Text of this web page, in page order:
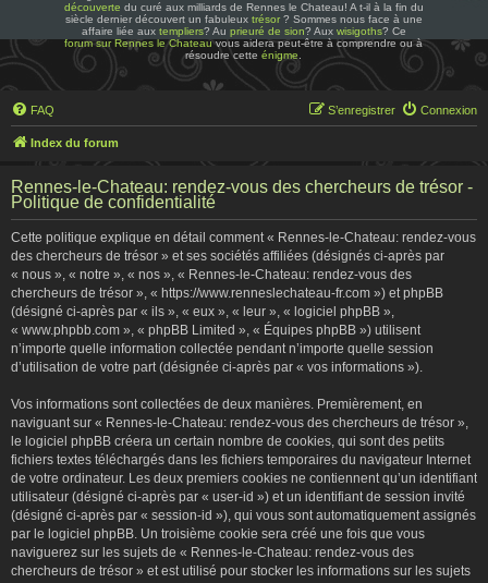
découverte du curé aux milliards de Rennes le Chateau! A t-il à la fin du
siècle dernier découvert un fabuleux trésor? Sommes nous face à une
affaire liée aux templiers? Au prieuré de sion? Aux wisigoths? Ce
forum sur Rennes le Chateauvous aidera peut-être à comprendre ou à
résoudre cetteénigme
FAQ Connexion
S’enregistrer
Index du forum
Rennes-le-Chateau: rendez-vous des chercheurs de trésor -
Politique de confidentialité
Cette politique explique en détail comment « Rennes-le-Chateau: rendez-vous
des chercheurs de trésor » et ses sociétés affiliées (désignés ci-après par
« nous », « notre », « nos », « Rennes-le-Chateau: rendez-vous des
chercheurs de trésor », « https://www.renneslechateau-fr.com ») et phpBB
(désigné ci-après par « ils », « eux », « leur », « logiciel phpBB »,
« www.phpbb.com », « phpBB Limited », « Équipes phpBB ») utilisent
n’importe quelle information collectée pendant n’importe quelle session
d’utilisation de votre part (désignée ci-après par « vos informations »).
Vos informations sont collectées de deux manières. Premièrement, en
naviguant sur « Rennes-le-Chateau: rendez-vous des chercheurs de trésor »,
le logiciel phpBB créera un certain nombre de cookies, qui sont des petits
fichiers textes téléchargés dans les fichiers temporaires du navigateur Internet
de votre ordinateur. Les deux premiers cookies ne contiennent qu’un identifiant
utilisateur (désigné ci-après par « user-id ») et un identifiant de session invité
(désigné ci-après par « session-id »), qui vous sont automatiquement assignés
par le logiciel phpBB. Un troisième cookie sera créé une fois que vous
naviguerez sur les sujets de « Rennes-le-Chateau: rendez-vous des
chercheurs de trésor » et est utilisé pour stocker les informations sur les sujets